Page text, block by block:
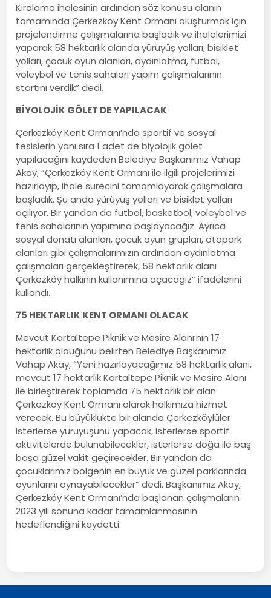
Kiralama ihalesinin ardından söz konusu alanın
tamamında Çerkezköy Kent Ormanı oluşturmak için
projelendirme çalışmalarına başladık ve ihalelerimizi
yaparak 58 hektarlık alanda yürüyüş yolları, bisiklet
yolları, çocuk oyun alanları, aydınlatma, futbol,
voleybol ve tenis sahaları yapım çalışmalarının
startını verdik” dedi.
BİYOLOJİK GÖLET DE YAPILACAK
Çerkezköy Kent Ormanı’nda sportif ve sosyal
tesislerin yanı sıra 1 adet de biyolojik gölet
yapılacağını kaydeden Belediye Başkanımız Vahap
Akay, “Çerkezköy Kent Ormanı ile ilgili projelerimizi
hazırlayıp, ihale sürecini tamamlayarak çalışmalara
başladık. Şu anda yürüyüş yolları ve bisiklet yolları
açılıyor. Bir yandan da futbol, basketbol, voleybol ve
tenis sahalarının yapımına başlayacağız. Ayrıca
sosyal donatı alanları, çocuk oyun grupları, otopark
alanları gibi çalışmalarımızın ardından aydınlatma
çalışmaları gerçekleştirerek, 58 hektarlık alanı
Çerkezköy halkının kullanımına açacağız” ifadelerini
kullandı.
75 HEKTARLIK KENT ORMANI OLACAK
Mevcut Kartaltepe Piknik ve Mesire Alanı’nın 17
hektarlık olduğunu belirten Belediye Başkanımız
Vahap Akay, “Yeni hazırlayacağımız 58 hektarlık alanı,
mevcut 17 hektarlık Kartaltepe Piknik ve Mesire Alanı
ile birleştirerek toplamda 75 hektarlık bir alan
Çerkezköy Kent Ormanı olarak halkımıza hizmet
verecek. Bu büyüklükte bir alanda Çerkezköylüler
isterlerse yürüyüşünü yapacak, isterlerse sportif
aktivitelerde bulunabilecekler, isterlerse doğa ile baş
başa güzel vakit geçirecekler. Bir yandan da
çocuklarımız bölgenin en büyük ve güzel parklarında
oyunlarını oynayabilecekler” dedi. Başkanımız Akay,
Çerkezköy Kent Ormanı’nda başlanan çalışmaların
2023 yılı sonuna kadar tamamlanmasının
hedeflendiğini kaydetti.